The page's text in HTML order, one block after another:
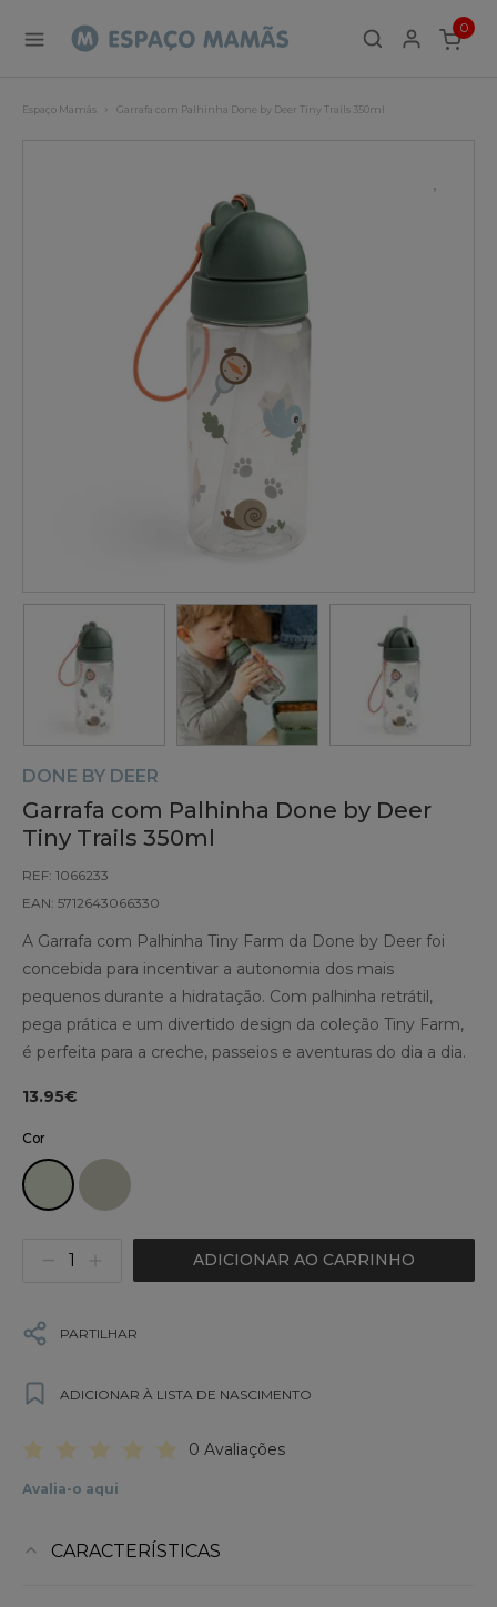
0
ITEMS
Espaço Mamãs Garrafa com Palhinha Done by Deer Tiny Trails 350ml
DONE BY DEER
Garrafa com Palhinha Done by Deer
Tiny Trails 350ml
REF: 1066233
EAN: 5712643066330
A Garrafa com Palhinha Tiny Farm da Done by Deer foi
concebida para incentivar a autonomia dos mais
pequenos durante a hidratação. Com palhinha retrátil,
pega prática e um divertido design da coleção Tiny Farm,
é perfeita para a creche, passeios e aventuras do dia a dia.
13.95€
Cor
ADICIONAR AO CARRINHO
PARTILHAR
ADICIONAR À LISTA DE NASCIMENTO
0 Avaliações
Avalia-o aqui
CARACTERÍSTICAS